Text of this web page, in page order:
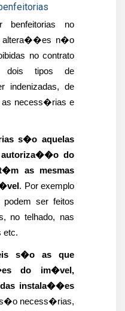
benfeitorias no
altera��es n�o
no contrato
dois tipos de
indenizadas, de
necess�rias e
s�o aquelas
autoriza��o do
as mesmas
. Por exemplo
podem ser feitos
no telhado, nas
etc.
s�o as que
do im�vel,
das instala��es
necess�rias,